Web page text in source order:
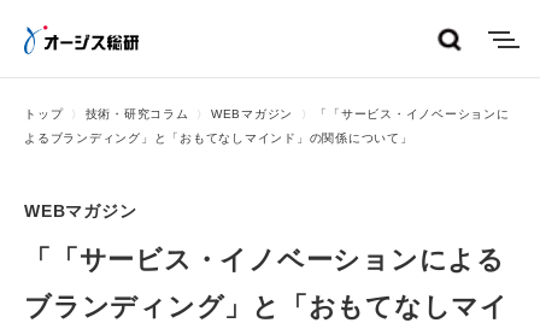
トップ 技術・研究コラム WEBマガジン
「「サービス・イノベーションに
よるブランディング」と「おもてなしマインド」の関係について」
WEBマガジン
「「サービス・イノベーションによる
ブランディング」と「おもてなしマイ